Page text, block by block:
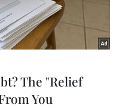
The "Relief
You